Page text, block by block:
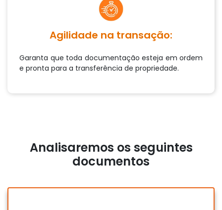
Agilidade na transação:
Garanta que toda documentação esteja em ordem
e pronta para a transferência de propriedade.
Analisaremos os seguintes
documentos